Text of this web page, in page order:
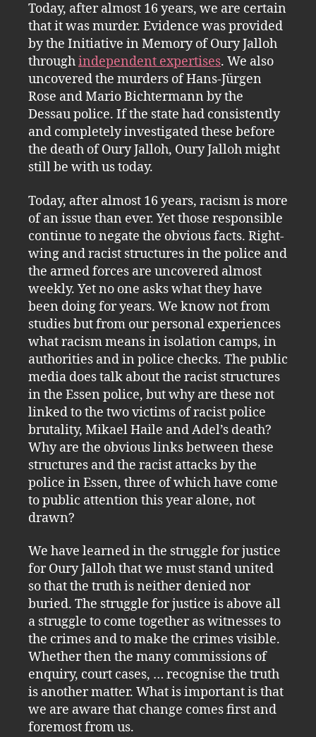
Today, after almost 16 years, we are certain
that it was murder. Evidence was provided
by the Initiative in Memory of Oury Jalloh
throughindependent expertises. We also
uncovered the murders of Hans-Jürgen
Rose and Mario Bichtermann by the
Dessau police. If the state had consistently
and completely investigated these before
the death of Oury Jalloh, Oury Jalloh might
still be with us today.
Today, after almost 16 years, racism is more
of an issue than ever. Yet those responsible
continue to negate the obvious facts. Right-
wing and racist structures in the police and
the armed forces are uncovered almost
weekly. Yet no one asks what they have
been doing for years. We know not from
studies but from our personal experiences
what racism means in isolation camps, in
authorities and in police checks. The public
media does talk about the racist structures
in the Essen police, but why are these not
linked to the two victims of racist police
brutality, Mikael Haile and Adel’s death?
Why are the obvious links between these
structures and the racist attacks by the
police in Essen, three of which have come
to public attention this year alone, not
drawn?
We have learned in the struggle for justice
for Oury Jalloh that we must stand united
so that the truth is neither denied nor
buried. The struggle for justice is above all
a struggle to come together as witnesses to
the crimes and to make the crimes visible.
Whether then the many commissions of
enquiry, court cases, … recognise the truth
is another matter. What is important is that
we are aware that change comes first and
foremost from us.